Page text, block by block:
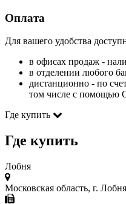
Оплата
Для вашего удобства
в офисах продаж -
в отделении любого
дистанционно - по
том числе с помощью
Где купить
Где купить
Лобня
Московская область, г.